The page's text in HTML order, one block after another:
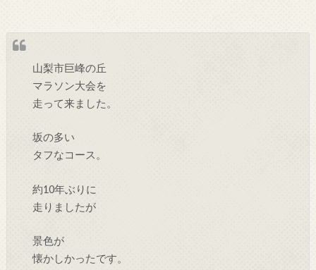
山梨市巨峰の丘
マラソン大会を
走って来ました。
坂の多い
タフなコース。
約10年ぶりに
走りましたが
景色が
懐かしかったです。